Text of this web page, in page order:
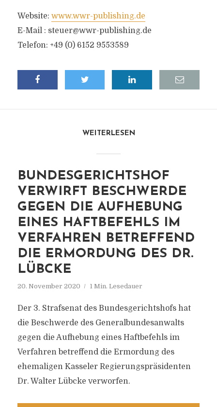
Website: www.wwr-publishing.de
E-Mail : steuer@wwr-publishing.de
Telefon: +49 (0) 6152 9553589
WEITERLESEN
BUNDESGERICHTSHOF
VERWIRFT BESCHWERDE
GEGEN DIE AUFHEBUNG
EINES HAFTBEFEHLS IM
VERFAHREN BETREFFEND
DIE ERMORDUNG DES DR.
LÜBCKE
20. November 2020 1 Min. Lesedauer
Der 3. Strafsenat des Bundesgerichtshofs hat
die Beschwerde des Generalbundesanwalts
gegen die Aufhebung eines Haftbefehls im
Verfahren betreffend die Ermordung des
ehemaligen Kasseler Regierungspräsidenten
Dr. Walter Lübcke verworfen.